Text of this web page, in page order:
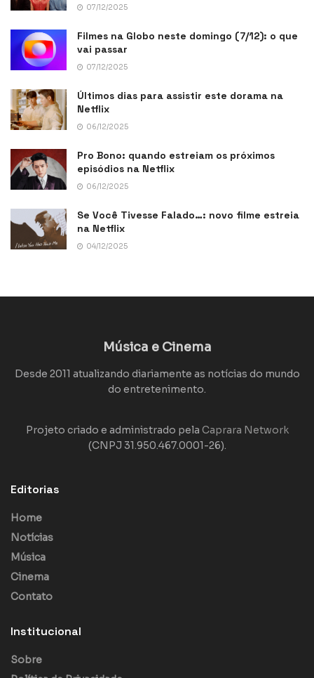
07/12/2025
Filmes na Globo neste domingo (7/12): o que
vai passar
07/12/2025
Últimos dias para assistir este dorama na
Netflix
06/12/2025
Pro Bono: quando estreiam os próximos
episódios na Netflix
06/12/2025
Se Você Tivesse Falado…: novo filme estreia
na Netflix
04/12/2025
Música e Cinema
Desde 2011 atualizando diariamente as notícias do mundo
do entretenimento.
Projeto criado e administrado pela Caprara Network
(CNPJ 31.950.467.0001-26).
Editorias
Home
Notícias
Música
Cinema
Contato
Institucional
Sobre